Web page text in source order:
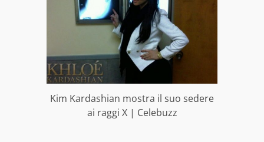
Kim Kardashian mostra il suo sedere
ai raggi X | Celebuzz